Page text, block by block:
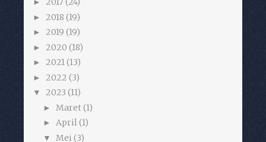
► 2018 (19)
► 2019 (19)
► 2020 (18)
► 2021(13)
► 2022 (3)
▼ 2023 (11)
► Maret(1)
► April(1)
▼ Mei (3)